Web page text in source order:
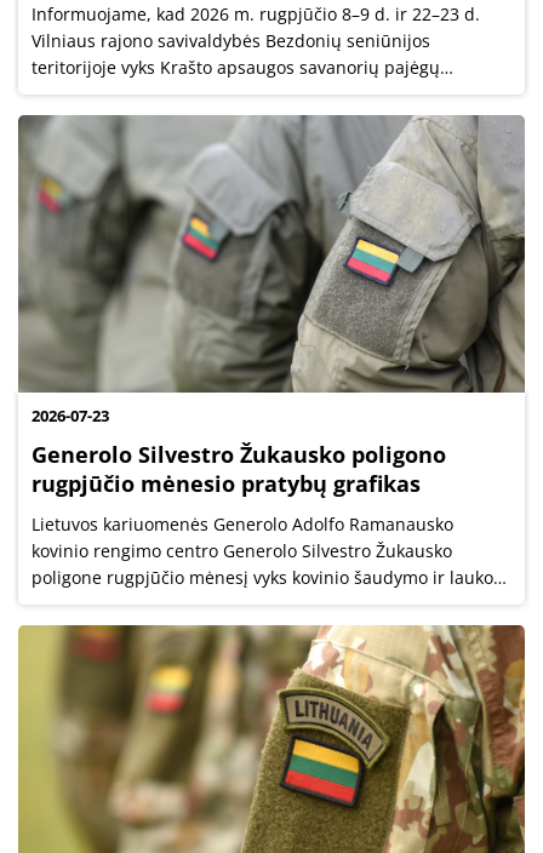
Informuojame, kad 2026 m. rugpjūčio 8–9 d. ir 22–23 d.
Vilniaus rajono savivaldybės Bezdonių seniūnijos
teritorijoje vyks Krašto apsaugos savanorių pajėgų
Didžiosios Kovos apygardos 8-osios rinktinės pratybos,
kurių tikslas treniruoti karius...
2026-07-23
Generolo Silvestro Žukausko poligono
rugpjūčio mėnesio pratybų grafikas
Lietuvos kariuomenės Generolo Adolfo Ramanausko
kovinio rengimo centro Generolo Silvestro Žukausko
poligone rugpjūčio mėnesį vyks kovinio šaudymo ir lauko
pratybos.